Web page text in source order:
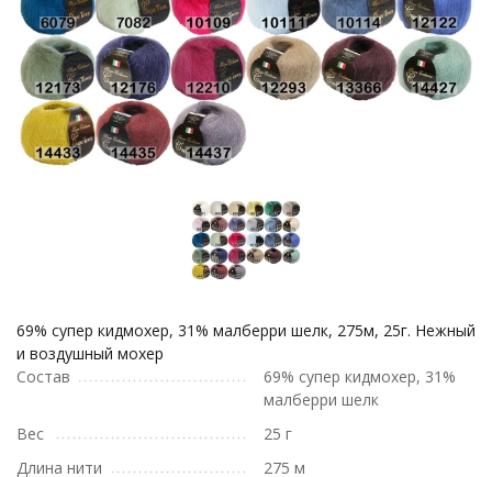
69% супер кидмохер, 31% малберри шелк, 275м, 25г. Нежный
и воздушный мохер
Состав
69% супер кидмохер, 31%
малберри шелк
Вес
25 г
Длина нити
275 м